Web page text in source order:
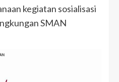
kegiatan sosialisasi
SMAN